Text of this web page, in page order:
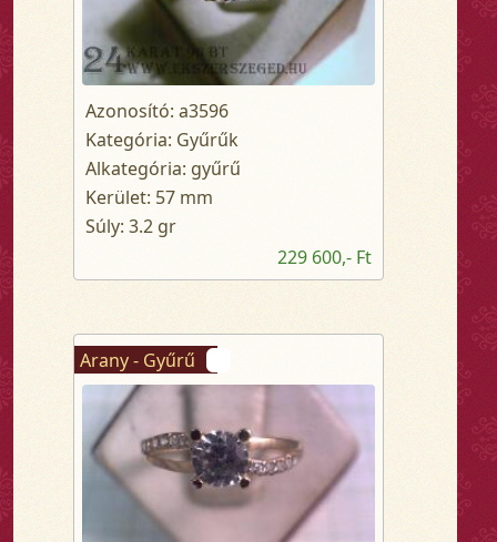
Azonosító: a3596
Kategória: Gyűrűk
Alkategória: gyűrű
Kerület: 57 mm
Súly: 3.2 gr
229 600,- Ft
Arany - Gyűrű